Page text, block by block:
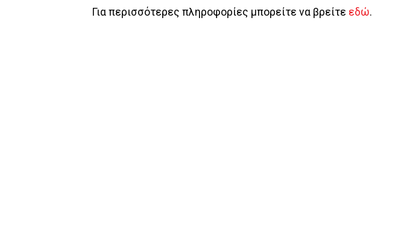
Για περισσότερες πληροφορίες μπορείτε να βρείτε εδώ.